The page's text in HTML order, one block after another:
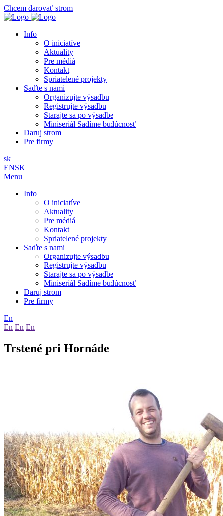
Chcem darovať strom
Info
O iniciatíve
Aktuality
Pre médiá
Kontakt
Spriatelené projekty
Saďte s nami
Organizujte výsadbu
Registrujte výsadbu
Starajte sa po výsadbe
Miniseriál Sadíme budúcnosť
Daruj strom
Pre firmy
sk
ENSK
Menu
Info
O iniciatíve
Aktuality
Pre médiá
Kontakt
Spriatelené projekty
Saďte s nami
Organizujte výsadbu
Registrujte výsadbu
Starajte sa po výsadbe
Miniseriál Sadíme budúcnosť
Daruj strom
Pre firmy
En
En En En
Trstené pri Hornáde